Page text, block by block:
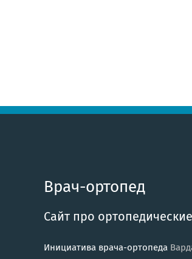
Врач-ортопед
Сайт про
Инициатива врача-ортопеда